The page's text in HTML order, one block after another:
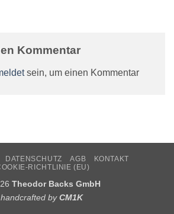
Kommentar
sein, um einen Kommentar
DATENSCHUTZ AGB
KONTAKT
RICHTLINIE (EU)
Theodor Backs GmbH
handcrafted byCM1K